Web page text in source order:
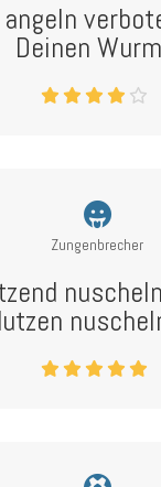
Deinen
Zungenbrecher